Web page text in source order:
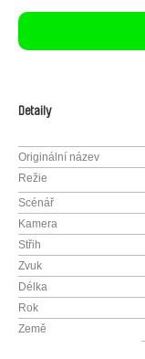
Detaily
Originální název
Režie
Scénář
Kamera
Střih
Zvuk
Délka
Rok
Země